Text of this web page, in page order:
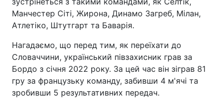
Манчестер Сіті, Жирона, Динамо Загреб, Мілан,
Атлетіко, Штутгарт та Баварія.
Нагадаємо, що перед тим, як переїхати до
Словаччини, український півзахисник грав за
Бордо з січня 2022 року. За цей час він зіграв 81
гру за французьку команду, забивши 4 м'ячі та
зробивши 5 результативних передач.